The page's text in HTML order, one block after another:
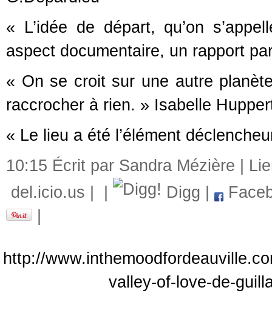
« L’idée de départ, qu’on
aspect documentaire, un rapport
« On se croit sur une autre
raccrocher à rien. » Isabelle
« Le lieu a été l’élément
10:15 Écrit par Sandra Mézière |
del.icio.us
Digg
http://
valley-of-love-de-